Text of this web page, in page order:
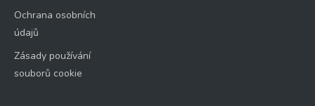
Ochrana osobních
údajů
Zásady používání
souborů cookie